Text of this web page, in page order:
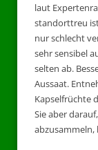
laut
standorttreu
nur schlecht
sehr sensibel
selten ab.
Aussaat.
Kapselfrüchte
Sie aber
abzusammeln,